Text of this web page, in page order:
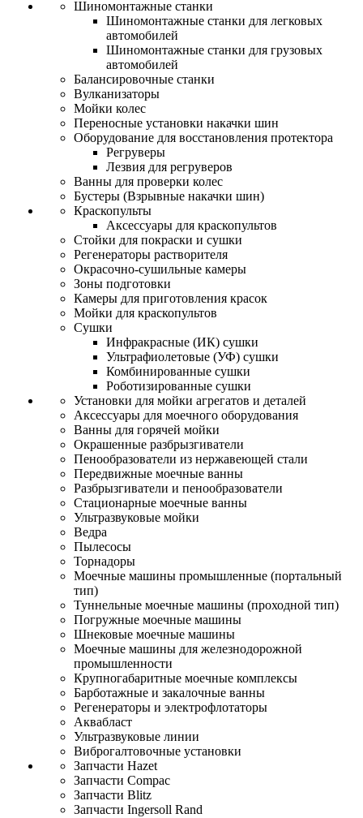
Шиномонтажные станки
Шиномонтажные станки для легковых
автомобилей
Шиномонтажные станки для грузовых
автомобилей
Балансировочные станки
Вулканизаторы
Мойки колес
Переносные установки накачки шин
Оборудование для восстановления протектора
Регруверы
Лезвия для регруверов
Ванны для проверки колес
Бустеры (Взрывные накачки шин)
Краскопульты
Аксессуары для краскопультов
Стойки для покраски и сушки
Регенераторы растворителя
Окрасочно-сушильные камеры
Зоны подготовки
Камеры для приготовления красок
Мойки для краскопультов
Сушки
Инфракрасные (ИК) сушки
Ультрафиолетовые (УФ) сушки
Комбинированные сушки
Роботизированные сушки
Установки для мойки агрегатов и деталей
Аксессуары для моечного оборудования
Ванны для горячей мойки
Окрашенные разбрызгиватели
Пенообразователи из нержавеющей стали
Передвижные моечные ванны
Разбрызгиватели и пенообразователи
Стационарные моечные ванны
Ультразвуковые мойки
Ведра
Пылесосы
Торнадоры
Моечные машины промышленные (портальный
тип)
Туннельные моечные машины (проходной тип)
Погружные моечные машины
Шнековые моечные машины
Моечные машины для железнодорожной
промышленности
Крупногабаритные моечные комплексы
Барботажные и закалочные ванны
Регенераторы и электрофлотаторы
Аквабласт
Ультразвуковые линии
Виброгалтовочные установки
Запчасти Hazet
Запчасти Compac
Запчасти Blitz
Запчасти Ingersoll Rand